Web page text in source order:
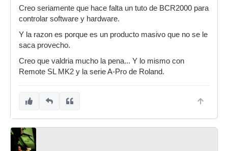
Creo seriamente que hace falta un tuto de BCR2000 para
controlar software y hardware.
Y la razon es porque es un producto masivo que no se le
saca provecho.
Creo que valdria mucho la pena... Y lo mismo con
Remote SL MK2 y la serie A-Pro de Roland.